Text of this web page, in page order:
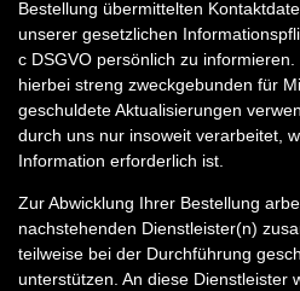
Bestellung übermittelten
unserer gesetzlichen
c DSGVO persönlich zu
hierbei streng zweckgebunden für
geschuldete Aktualisierungen
durch uns nur insoweit verarbeitet,
Information erforderlich ist.
Zur Abwicklung Ihrer Bestellung
nachstehenden Dienstleister(n)
teilweise bei der Durchführung
unterstützen. An diese Dienstleister